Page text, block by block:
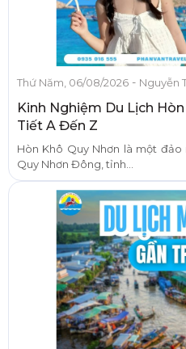
Thứ Năm, 06/08/2026 - Nguyễn
Kinh Nghiệm Du Lịch
Tiết A Đến Z
Hòn Khô Quy Nhơn là một
Quy Nhơn Đông, tỉnh...